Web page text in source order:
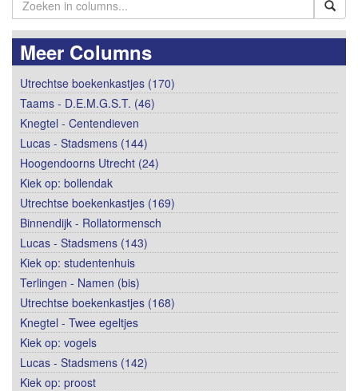
Meer Columns
Utrechtse boekenkastjes (170)
Taams - D.E.M.G.S.T. (46)
Knegtel - Centendieven
Lucas - Stadsmens (144)
Hoogendoorns Utrecht (24)
Kiek op: bollendak
Utrechtse boekenkastjes (169)
Binnendijk - Rollatormensch
Lucas - Stadsmens (143)
Kiek op: studentenhuis
Terlingen - Namen (bis)
Utrechtse boekenkastjes (168)
Knegtel - Twee egeltjes
Kiek op: vogels
Lucas - Stadsmens (142)
Kiek op: proost